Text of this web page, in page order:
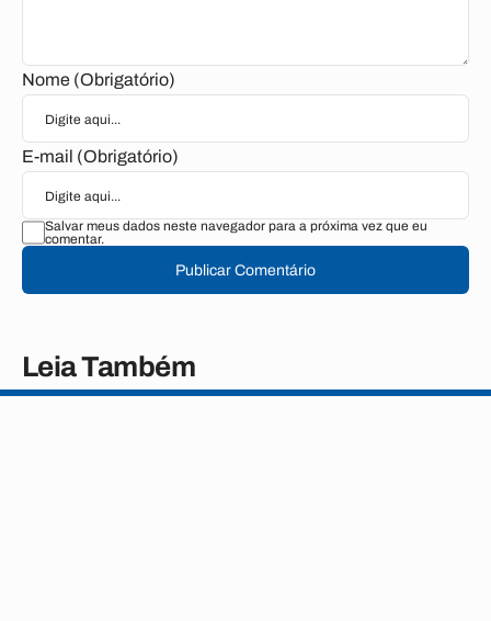
Nome (Obrigatório)
E-mail (Obrigatório)
Salvar meus dados neste navegador para a próxima vez que eu
comentar.
Publicar Comentário
Leia Também